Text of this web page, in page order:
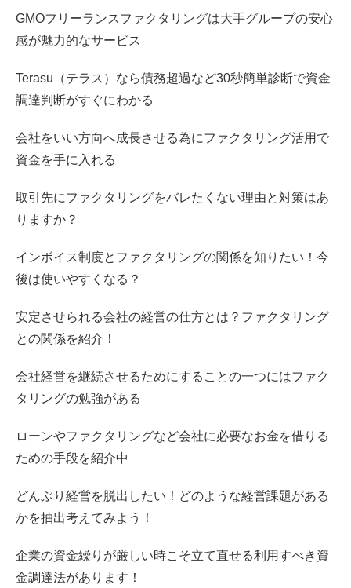
GMOフリーランスファクタリングは大手グループの安心
感が魅力的なサービス
Terasu（テラス）なら債務超過など30秒簡単診断で資金
調達判断がすぐにわかる
会社をいい方向へ成長させる為にファクタリング活用で
資金を手に入れる
取引先にファクタリングをバレたくない理由と対策はあ
りますか？
インボイス制度とファクタリングの関係を知りたい！今
後は使いやすくなる？
安定させられる会社の経営の仕方とは？ファクタリング
との関係を紹介！
会社経営を継続させるためにすることの一つにはファク
タリングの勉強がある
ローンやファクタリングなど会社に必要なお金を借りる
ための手段を紹介中
どんぶり経営を脱出したい！どのような経営課題がある
かを抽出考えてみよう！
企業の資金繰りが厳しい時こそ立て直せる利用すべき資
金調達法があります！